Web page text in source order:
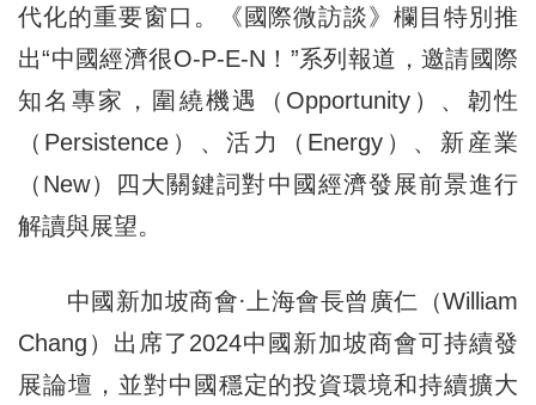
代化的重要窗口。《國際微訪談》欄目特別推
出“中國經濟很O-P-E-N！”系列報道，邀請國際
知名專家，圍繞機遇（Opportunity）、韌性
（Persistence）、活力（Energy）、新産業
（New）四大關鍵詞對中國經濟發展前景進行
解讀與展望。
中國新加坡商會·上海會長曾廣仁（William
Chang）出席了2024中國新加坡商會可持續發
展論壇，並對中國穩定的投資環境和持續擴大